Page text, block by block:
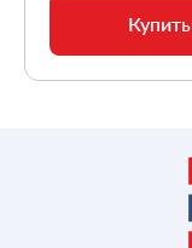
Купить